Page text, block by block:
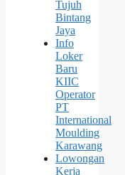
Tujuh
Bintang
Jaya
Info
Loker
Baru
KIIC
Operator
PT
International
Moulding
Karawang
Lowongan
Kerja